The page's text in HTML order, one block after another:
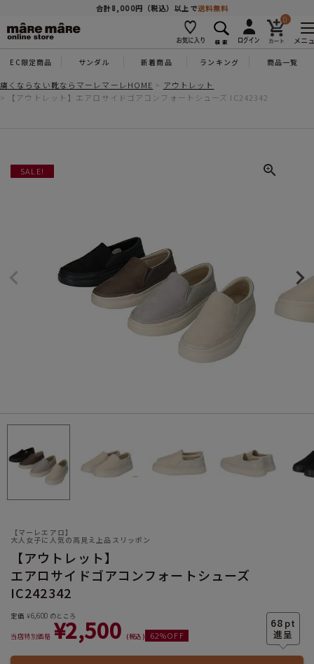
合計8,000円（税込）以上で送料無料
0
メニ
EC限定商品 サンダル 新着商品 ランキング 商品一覧
痛くならない靴ならマーレマーレHOME
アウトレット
【アウトレット】エアロサイドゴアコンフォートシューズ IC242342
SALE!
【マーレエアロ】
大人女子に人気の高見え上品スリッポン
【アウトレット】
エアロサイドゴアコンフォートシューズ
IC242342
68 pt
定価 ¥6,600 のところ
当店特別価格 ¥2,500 税込 62%OFF
商品を探す
人気ワード #コンフォート #パンプス #スニーカー
カテゴリー
絞り込んで検索する